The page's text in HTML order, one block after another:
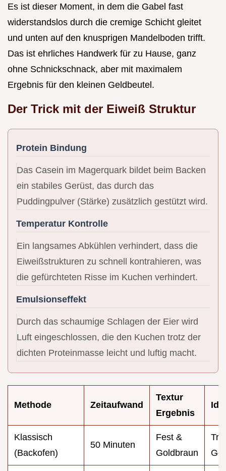
Es ist dieser Moment, in dem die Gabel fast
widerstandslos durch die cremige Schicht gleitet
und unten auf den knusprigen Mandelboden trifft.
Das ist ehrliches Handwerk für zu Hause, ganz
ohne Schnickschnack, aber mit maximalem
Ergebnis für den kleinen Geldbeutel.
Der Trick mit der Eiweiß Struktur
Protein Bindung
Das Casein im Magerquark bildet beim Backen
ein stabiles Gerüst, das durch das
Puddingpulver (Stärke) zusätzlich gestützt wird.
Temperatur Kontrolle
Ein langsames Abkühlen verhindert, dass die
Eiweißstrukturen zu schnell kontrahieren, was
die gefürchteten Risse im Kuchen verhindert.
Emulsionseffekt
Durch das schaumige Schlagen der Eier wird
Luft eingeschlossen, die den Kuchen trotz der
dichten Proteinmasse leicht und luftig macht.
Methode Zeitaufwand
Textur
Ergebnis
Klassisch
(Backofen)
50 Minuten
Fest &
Goldbraun